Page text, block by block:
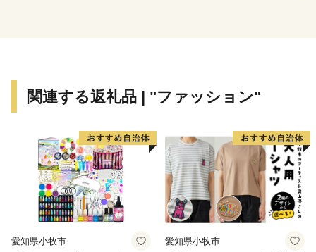
関連する返礼品 | "ファッション"
愛知県小牧市 愛知県小牧市